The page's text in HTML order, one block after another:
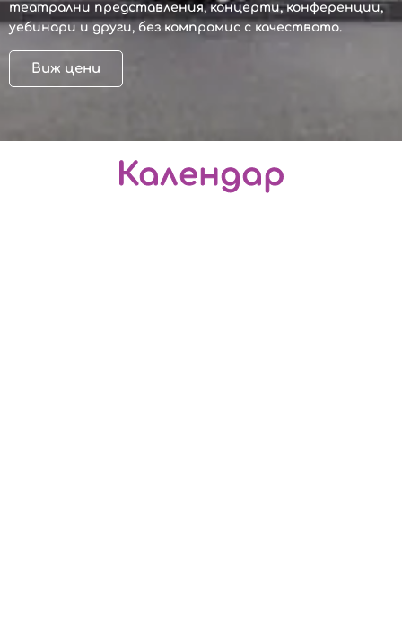
театрални представления, концерти, конференции,
уебинари и други, без компромис с качеството.
Виж цени
Календар